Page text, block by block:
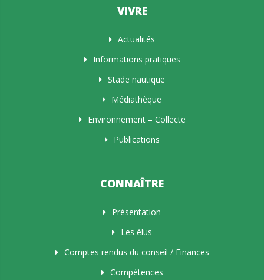
VIVRE
Actualités
Informations pratiques
Stade nautique
Médiathèque
Environnement – Collecte
Publications
CONNAÎTRE
Présentation
Les élus
Comptes rendus du conseil / Finances
Compétences